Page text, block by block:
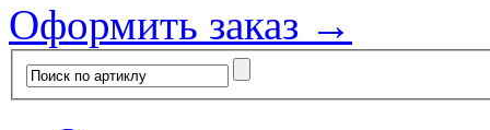
Оформить заказ →